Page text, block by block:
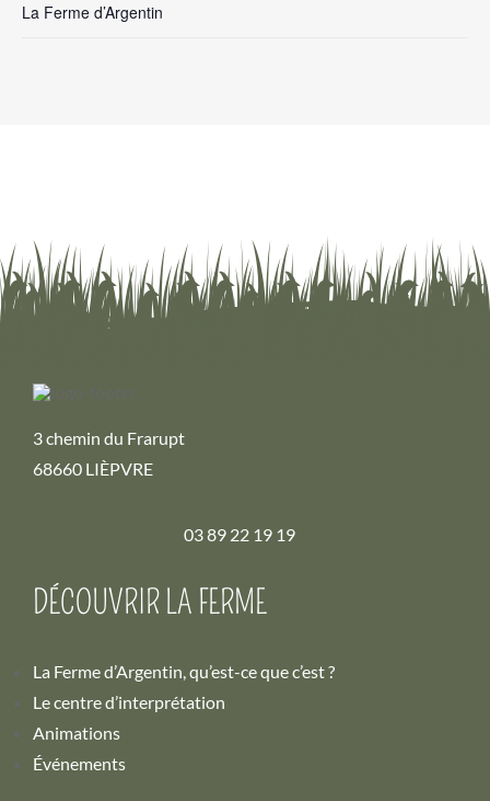
La Ferme d’Argentin
3 chemin du Frarupt
68660 LIÈPVRE
03 89 22 19 19
DÉCOUVRIR LA FERME
La Ferme d’Argentin, qu’est-ce que c’est ?
Le centre d’interprétation
Animations
Événements